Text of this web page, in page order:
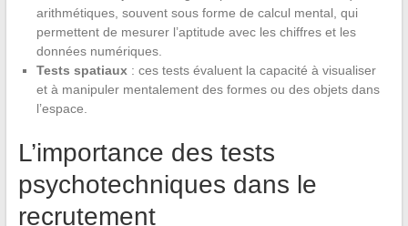
arithmétiques, souvent sous forme de calcul mental, qui
permettent de mesurer l’aptitude avec les chiffres et les
données numériques.
Tests spatiaux: ces tests évaluent la capacité à visualiser
et à manipuler mentalement des formes ou des objets dans
l’espace.
L’importance des tests
psychotechniques dans le
recrutement